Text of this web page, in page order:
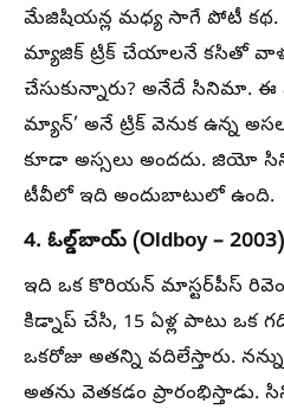
మేజిషియన్ల మధ్య సాగే పోటీ కథ.
మ్యాజిక్ ట్రిక్ చేయాలనే కసితో
చేసుకున్నారు? అనేదే సినిమా. ఈ
మ్యాన్’ అనే ట్రిక్ వెనుక ఉన్న
కూడా అస్సలు అందదు. జియో
టీవీలో ఇది అందుబాటులో ఉంది.
4. ఓల్డ్‌బాయ్ (Oldboy – 2003)
ఇది ఒక కొరియన్ మాస్టర్‌పీస్ రివెంజ్
కిడ్నాప్ చేసి, 15 ఏళ్ల పాటు ఒక
ఒకరోజు అతన్ని వదిలేస్తారు.
అతను వెతకడం ప్రారంభిస్తాడు.